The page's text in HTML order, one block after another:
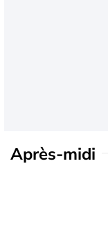
Après-midi